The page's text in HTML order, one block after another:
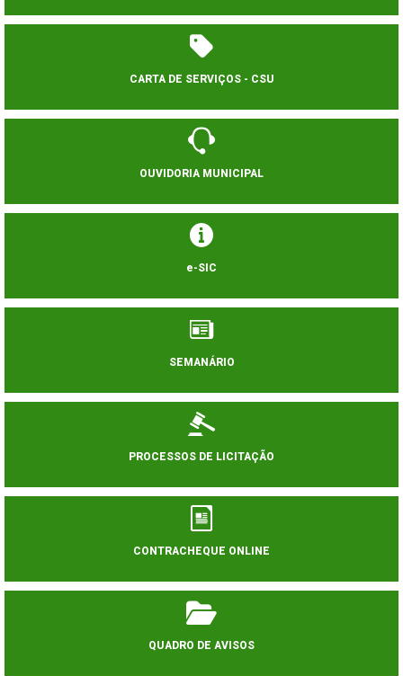
CARTA DE SERVIÇOS - CSU
OUVIDORIA MUNICIPAL
e-SIC
SEMANÁRIO
PROCESSOS DE LICITAÇÃO
CONTRACHEQUE ONLINE
QUADRO DE AVISOS